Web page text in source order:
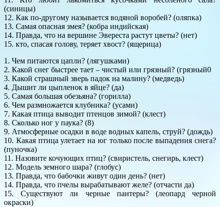
(синицы)
12. Как по-другому называется водяной воробей? (оляпка)
13. Самая опасная змея? (кобра индийская)
14. Правда, что на вершине Эвереста растут цветы? (нет)
15. кто, спасая голову, теряет хвост? (ящерица)
1. Чем питаются цапли? (лягушками)
2. Какой снег быстрее тает – чистый или грязный? (грязный0
3. Какой страшный зверь падок на малину? (медведь)
4. Дышит ли цыпленок в яйце? (да)
5. Самая большая обезьяна? (горилла)
6. Чем размножается клубника? (усами)
7. Какая птица выводит птенцов зимой? (клест)
8. Сколько ног у паука? (8)
9. Атмосферные осадки в воде водных капель, струй? (дождь)
10. Какая птица улетает на юг только после выпадения снега?
(пуночка)
11. Назовите кочующих птиц? (свиристель, снегирь, клест)
12. Модель земного шара? (глобус)
13. Правда, что бабочки живут один день? (нет)
14. Правда, что пчелы вырабатывают желе? (отчасти да)
15. Существуют ли черные пантеры? (леопард черной
окраски)